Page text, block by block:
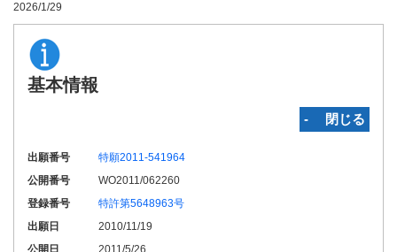
2026/1/29
基本情報
‐ 閉じる
出願番号
特願2011-541964
公開番号
WO2011/062260
登録番号
特許第5648963号
出願日
2010/11/19
公開日
2011/5/26